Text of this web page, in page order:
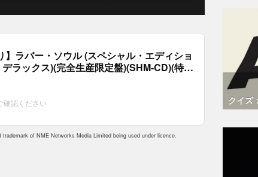
】ラバー・ソウル (スペシャル・エディショ
ラックス)(完全生産限定盤)(SHM-CD)(特
確認ください
of NME Networks Media Limited being used under licence.
クイズ